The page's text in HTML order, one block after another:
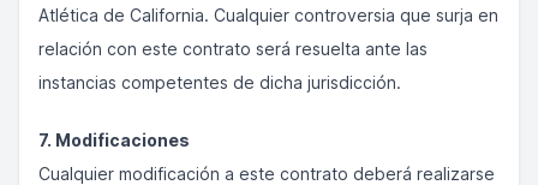
Atlética de California. Cualquier controversia que surja en
relación con este contrato será resuelta ante las
instancias competentes de dicha jurisdicción.
7. Modificaciones
Cualquier modificación a este contrato deberá realizarse